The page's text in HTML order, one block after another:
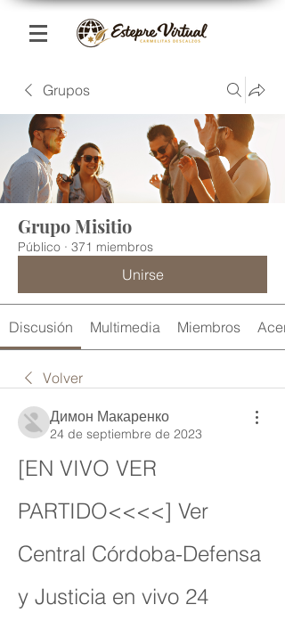
Grupos
Grupo Misitio
Público · 371 miembros
Unirse
Discusión Multimedia Miembros
Volver
Димон Макаренко
24 de septiembre de 2023
[EN VIVO VER
PARTIDO<<<<] Ver
Central Córdoba-Defensa
y Justicia en vivo 24